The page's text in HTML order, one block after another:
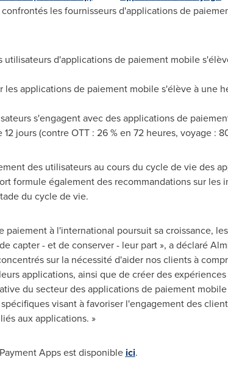
les fournisseurs d'applications de
d'applications de paiement mobile
applications de paiement mobile s'élève à une
s'engagent avec des applications de
jours (contre OTT : 26 % en 72 heures, voyage :
des utilisateurs au cours du cycle de vie des
formule également des recommandations sur les
du cycle de vie.
paiement à l'international poursuit sa croissance,
capter - et de conserver - leur part », a déclaré
sur la nécessité d'aider nos clients à
applications, ainsi que de créer des
du secteur des applications de paiement
visant à favoriser l'engagement des
aux applications. »
Apps est disponible ici.